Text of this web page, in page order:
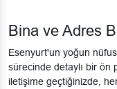
Bina ve Adres
Esenyurt'un yoğun nüfus
sürecinde detaylı bir ön
iletişime geçtiğinizde,